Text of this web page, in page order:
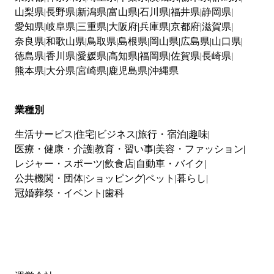
山梨県 長野県 新潟県 富山県 石川県 福井県 静岡県
愛知県 岐阜県 三重県 大阪府兵庫県 京都府滋賀県
奈良県 和歌山県 鳥取県 島根県 岡山県 広島県 山口県
徳島県 香川県 愛媛県 高知県 福岡県 佐賀県 長崎県
熊本県 大分県 宮崎県 鹿児島県 沖縄県
業種別
生活サービス 住宅 ビジネス 旅行・宿泊 趣味
医療・健康・介護教育・習い事 美容・ファッション
レジャー・スポーツ 飲食店 自動車・バイク
公共機関・団体 ショッピングペット 暮らし
冠婚葬祭・イベント 歯科